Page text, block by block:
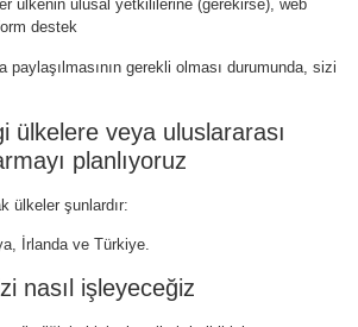
ülkenin ulusal yetkililerine (gerekirse), web
destek
paylaşılmasının gerekli olması durumunda, sizi
ülkelere veya uluslararası
planlıyoruz
ülkeler şunlardır:
İrlanda ve Türkiye.
nasıl işleyeceğiz